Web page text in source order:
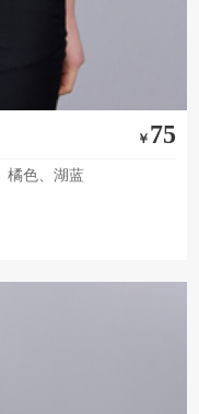
￥ 75
橘色、湖蓝